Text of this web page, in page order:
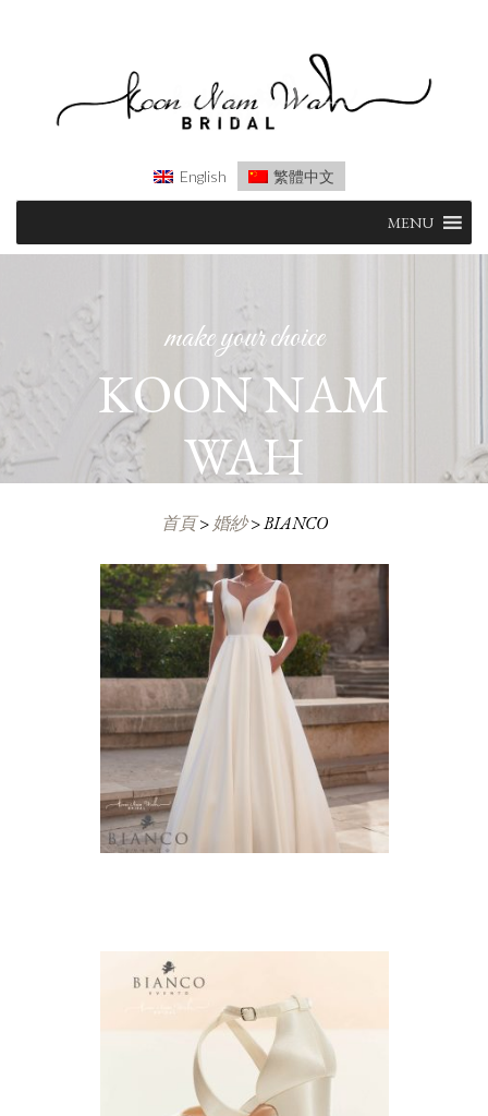
English 繁體中文
content
MENU
make your choice
KOON NAM
WAH
首頁> 婚紗>BIANCO